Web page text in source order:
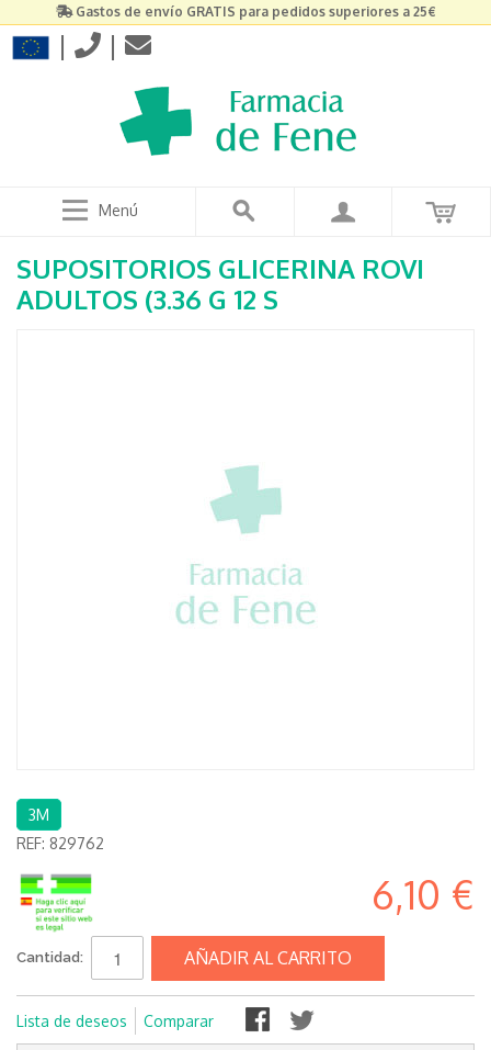
Gastos de envío GRATIS para pedidos superiores a 25€
| |
Menú
SUPOSITORIOS GLICERINA ROVI
ADULTOS (3.36 G 12 S
3M
REF: 829762
6,10 €
Cantidad: AÑADIR AL CARRITO
Lista de deseos Comparar